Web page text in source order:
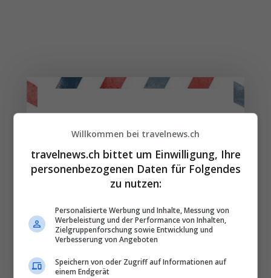
besten News direkt in
Ihr E‑Mail-Postfach
Täglich oder wöchentlich, mit mehr Insights oder
NEWSLETTER ENTDECKEN
Willkommen bei travelnews.ch
travelnews.ch bittet um Einwilligung, Ihre
personenbezogenen Daten für Folgendes
zu nutzen:
Personalisierte Werbung und Inhalte, Messung von
Werbeleistung und der Performance von Inhalten,
Zielgruppenforschung sowie Entwicklung und
Verbesserung von Angeboten
Speichern von oder Zugriff auf Informationen auf
einem Endgerät